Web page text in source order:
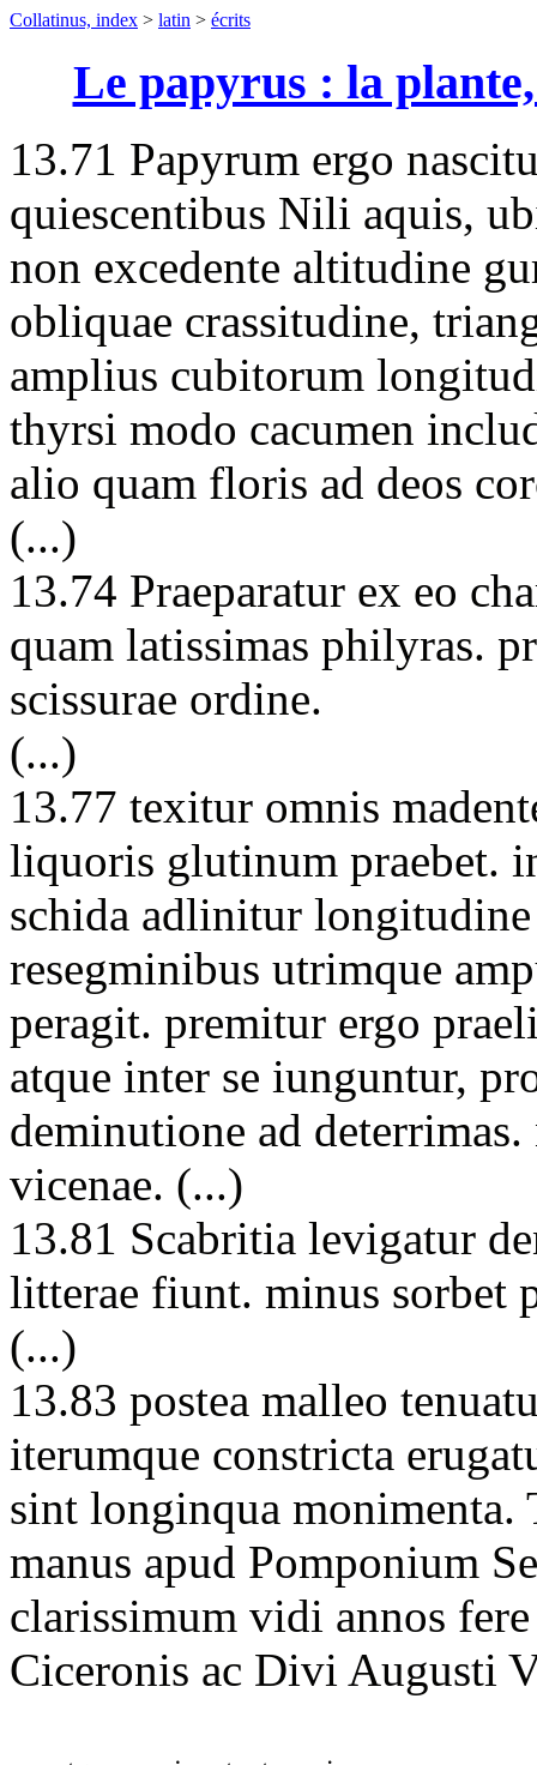
Collatinus, index > latin > écrits
Le papyrus : la
13.71 Papyrum ergo
quiescentibus Nili aquis,
non excedente altitudine
obliquae crassitudine,
amplius cubitorum
thyrsi modo cacumen
alio quam floris ad deos
(...)
13.74 Praeparatur ex eo
quam latissimas philyras.
scissurae ordine.
(...)
13.77 texitur omnis
liquoris glutinum praebet.
schida adlinitur
resegminibus utrimque
peragit. premitur ergo
atque inter se iunguntur,
deminutione ad
vicenae. (...)
13.81 Scabritia levigatur
litterae fiunt. minus sorbet
(...)
13.83 postea malleo
iterumque constricta
sint longinqua monimenta.
manus apud Pomponium
clarissimum vidi annos
Ciceronis ac Divi Augusti